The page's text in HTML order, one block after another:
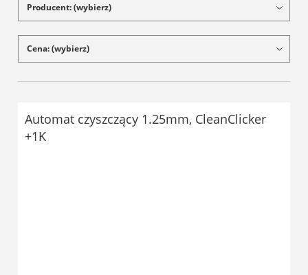
Producent: (wybierz)
Cena: (wybierz)
Automat czyszczący 1.25mm, CleanClicker
+1K